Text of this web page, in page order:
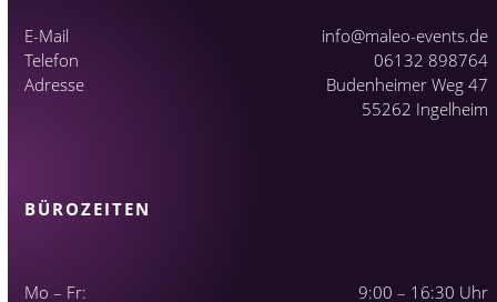
E-Mail
info@maleo-events.de
Telefon
06132 898764
Adresse
Budenheimer Weg 47
55262 Ingelheim
BÜROZEITEN
Mo – Fr: 9:00 – 16:30 Uhr